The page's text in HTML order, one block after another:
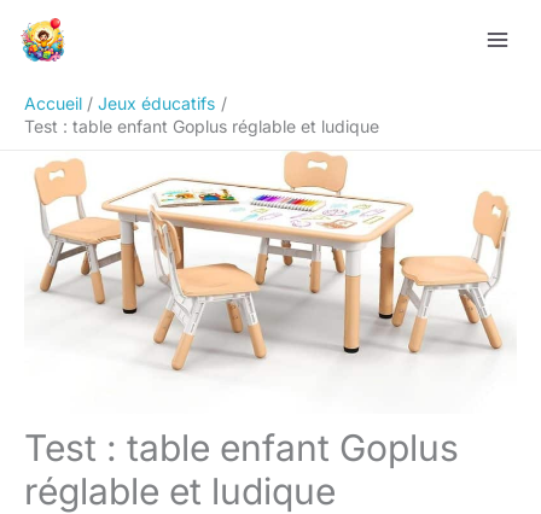
Accueil
Jeux éducatifs
Test : table enfant Goplus réglable et ludique
Test : table enfant Goplus
réglable et ludique
Rechercher